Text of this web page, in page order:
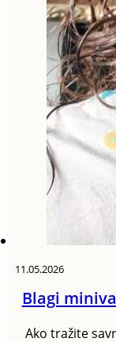
11.05.2026
Blagi
Ako tražite